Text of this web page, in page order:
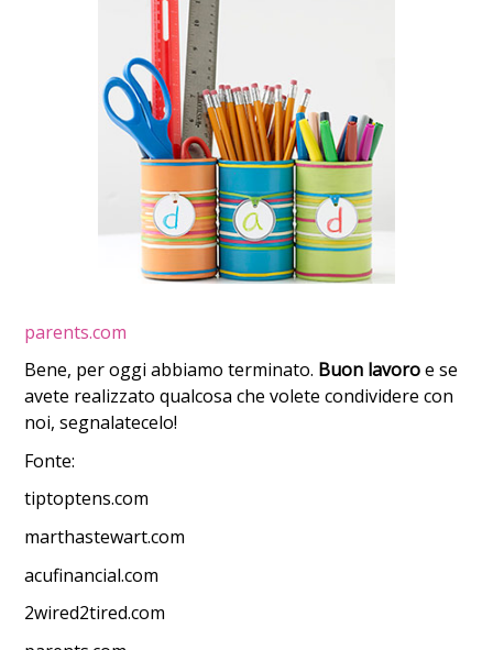
parents.com
Bene, per oggi abbiamo terminato. Buon lavoroe se
avete realizzato qualcosa che volete condividere con
noi, segnalatecelo!
Fonte:
tiptoptens.com
marthastewart.com
acufinancial.com
2wired2tired.com